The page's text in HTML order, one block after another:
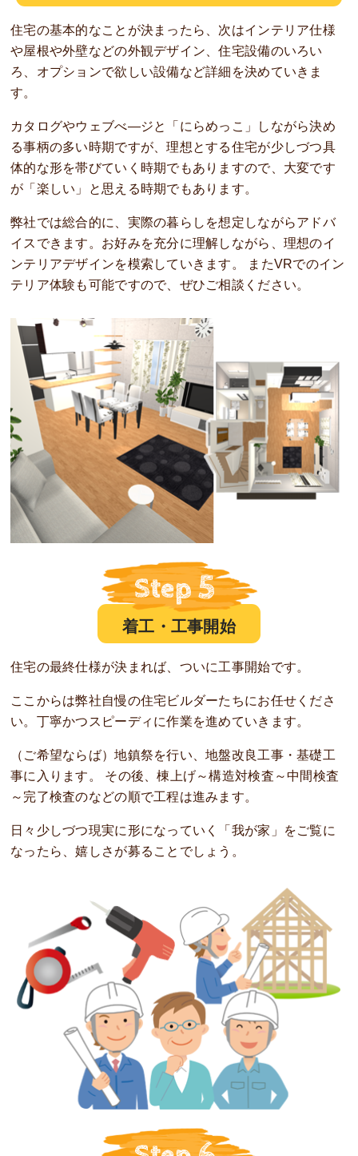
住宅の基本的なことが決まったら、次はインテリア仕様
や屋根や外壁などの外観デザイン、住宅設備のいろい
ろ、オプションで欲しい設備など詳細を決めていきま
す。
カタログやウェブべ―ジと「にらめっこ」しながら決め
る事柄の多い時期ですが、理想とする住宅が少しづつ具
体的な形を帯びていく時期でもありますので、大変です
が「楽しい」と思える時期でもあります。
弊社では総合的に、実際の暮らしを想定しながらアドバ
イスできます。お好みを充分に理解しながら、理想のイ
ンテリアデザインを模索していきます。 またVRでのイン
テリア体験も可能ですので、ぜひご相談ください。
着工・工事開始
住宅の最終仕様が決まれば、ついに工事開始です。
ここからは弊社自慢の住宅ビルダーたちにお任せくださ
い。丁寧かつスピーディに作業を進めていきます。
（ご希望ならば）地鎮祭を行い、地盤改良工事・基礎工
事に入ります。 その後、棟上げ～構造対検査～中間検査
～完了検査のなどの順で工程は進みます。
日々少しづつ現実に形になっていく「我が家」をご覧に
なったら、嬉しさが募ることでしょう。